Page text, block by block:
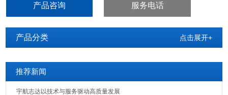
产品咨询 服务电话
产品分类 点击展开+
推荐新闻
宇航志达以技术与服务驱动高质量发展